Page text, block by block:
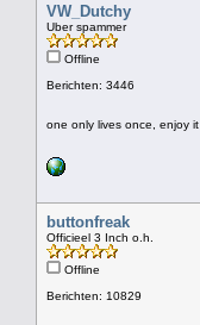
VW_Dutchy
Uber spammer
Offline
Berichten: 3446
one only lives once, enjoy it
buttonfreak
Officieel 3 Inch o.h.
Offline
Berichten: 10829